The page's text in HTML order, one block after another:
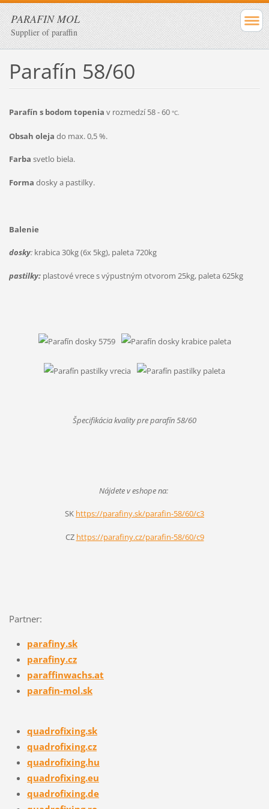
PARAFIN MOL
Supplier of paraffin
Parafín 58/60
Parafín s bodom topenia v rozmedzí 58 - 60 °C.
Obsah oleja do max. 0,5 %.
Farba svetlo biela.
Forma dosky a pastilky.
Balenie
dosky:krabica 30kg (6x 5kg), paleta 720kg
pastilky:plastové vrece s výpustným otvorom 25kg, paleta 625kg
Špecifikácia kvality pre parafín 58/60
Nájdete v eshope na:
SK https://parafiny.sk/parafin-58/60/c3
CZ https://parafiny.cz/parafin-58/60/c9
Partner:
parafiny.sk
parafiny.cz
paraffinwachs.at
parafin-mol.sk
quadrofixing.sk
quadrofixing.cz
quadrofixing.hu
quadrofixing.eu
quadrofixing.de